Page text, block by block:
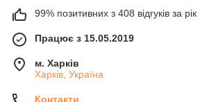
99% позитивних з 408 відгуків за рік
Працює з 15.05.2019
м. Харків
Харків, Україна
Контакти